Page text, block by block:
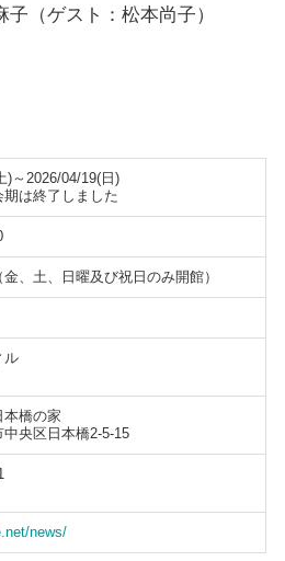
（ゲスト：松本尚子）
)～2026/04/19(日)
は終了しました
、土、日曜及び祝日のみ開館）
ル
本橋の家
央区日本橋2-5-15
news/